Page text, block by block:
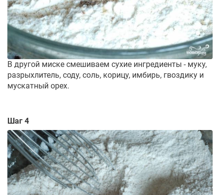
В другой миске смешиваем сухие ингредиенты - муку,
разрыхлитель, соду, соль, корицу, имбирь, гвоздику и
мускатный орех.
Шаг 4